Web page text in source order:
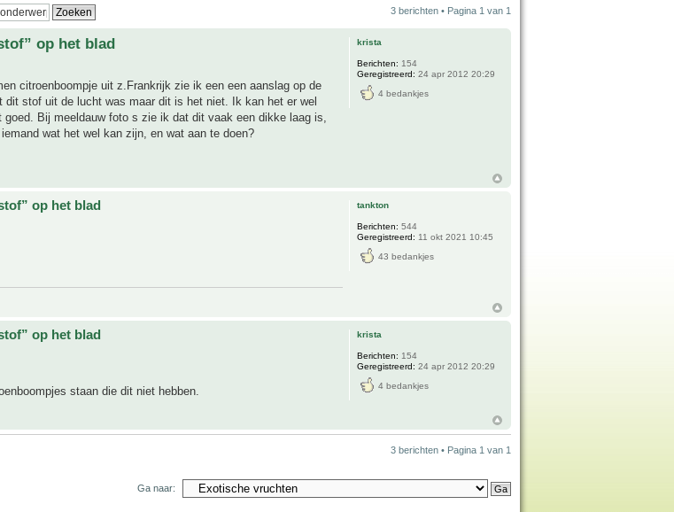
3 berichten • Pagina 1 van 1
op het blad
citroenboompje uit z.Frankrijk zie ik een een aanslag op de
dit stof uit de lucht was maar dit is het niet. Ik kan het er wel
Bij meeldauw foto s zie ik dat dit vaak een dikke laag is,
wat het wel kan zijn, en wat aan te doen?
krista
Berichten: 154
Geregistreerd: 24 apr 2012 20:29
4 bedankjes
op het blad tankton
Berichten: 544
Geregistreerd: 11 okt 2021 10:45
43 bedankjes
op het blad
staan die dit niet hebben.
krista
Berichten: 154
Geregistreerd: 24 apr 2012 20:29
4 bedankjes
3 berichten • Pagina 1 van 1
Ga naar: